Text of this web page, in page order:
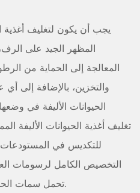
يجب أن يكون لتغليف أغذية
المظهر الجيد على
المعالجة إلى الحماية من
والتخزين، بالإضافة إلى
الحيوانات الأليفة في
تغليف أغذية الحيوانات الأليفة
للتكديس في المستودعات
التخصيص الكامل لرسومات
تحمل سمات الحيوانات الأليفة ومعلومات المنتج.